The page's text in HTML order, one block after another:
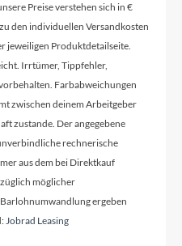
Preise verstehen sich in €
den individuellen Versandkosten
jeweiligen Produktdetailseite.
Irrtümer, Tippfehler,
Farbabweichungen
zwischen deinem Arbeitgeber
zustande. Der angegebene
rechnerische
aus dem bei Direktkauf
möglicher
ergeben
Jobrad Leasing